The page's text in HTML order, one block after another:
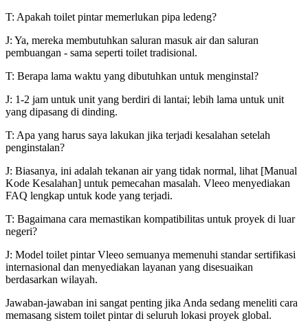
T: Apakah toilet pintar memerlukan pipa ledeng?
J: Ya, mereka membutuhkan saluran masuk air dan saluran
pembuangan - sama seperti toilet tradisional.
T: Berapa lama waktu yang dibutuhkan untuk menginstal?
J: 1-2 jam untuk unit yang berdiri di lantai; lebih lama untuk unit
yang dipasang di dinding.
T: Apa yang harus saya lakukan jika terjadi kesalahan setelah
penginstalan?
J: Biasanya, ini adalah tekanan air yang tidak normal, lihat [Manual
Kode Kesalahan] untuk pemecahan masalah. Vleeo menyediakan
FAQ lengkap untuk kode yang terjadi.
T: Bagaimana cara memastikan kompatibilitas untuk proyek di luar
negeri?
J: Model toilet pintar Vleeo semuanya memenuhi standar sertifikasi
internasional dan menyediakan layanan yang disesuaikan
berdasarkan wilayah.
Jawaban-jawaban ini sangat penting jika Anda sedang meneliti cara
memasang sistem toilet pintar di seluruh lokasi proyek global.